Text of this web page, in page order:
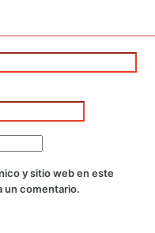
y sitio web en este
un comentario.